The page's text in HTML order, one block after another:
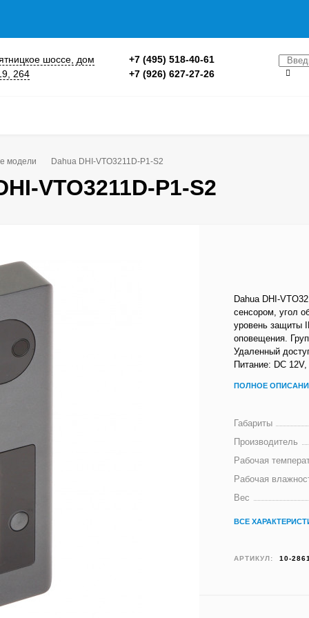
шоссе, дом
264
+7 (495) 518-40-61
+7 (926) 627-27-26
модели Dahua DHI-VTO3211D-P1-S2
VTO3211D-P1-S2
Dahua DHI-
сенсором, угол
уровень защиты
оповещения.
Удаленный
Питание: DC
ПОЛНОЕ
Габариты
Производитель
Рабочая
Рабочая
Вес
ВСЕ
АРТИКУЛ: 10-